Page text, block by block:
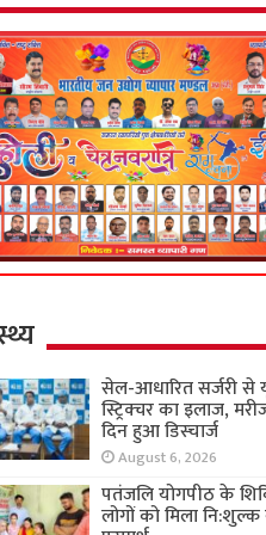
सेल-आधारित सर्जरी से
स्ट्रिक्चर का इलाज,
दिन हुआ डिस्चार्ज
August 6, 2026
पतंजलि योगपीठ के
लोगों को मिला नि:शुल्क